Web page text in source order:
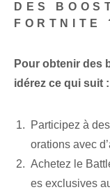
DES
FORTNITE
Pour obtenir des
idérez ce qui suit :
Participez à
orations avec
Achetez le
es exclusives